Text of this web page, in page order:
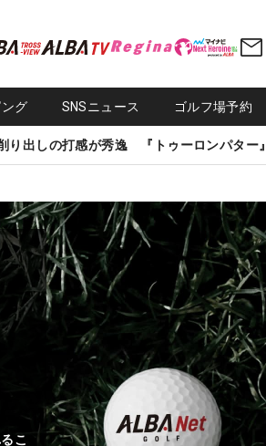
グ SNSニュース ゴルフ場予約
り出しの打感が秀逸 『トゥーロンパター』
こ